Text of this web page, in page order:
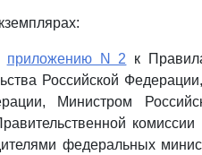
приложению N 2 к
Российской
Министром
федеральных